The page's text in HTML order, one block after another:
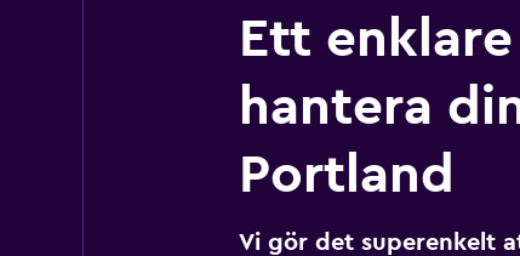
Ett
hantera
Portland
Vi gör det superenkelt